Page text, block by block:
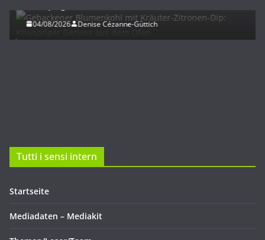
04/08/2026 Denise Cézanne-Güttich
Tutti i sensi intern
Startseite
Mediadaten – Mediakit